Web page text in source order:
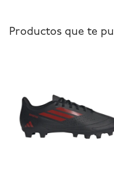
Productos que te